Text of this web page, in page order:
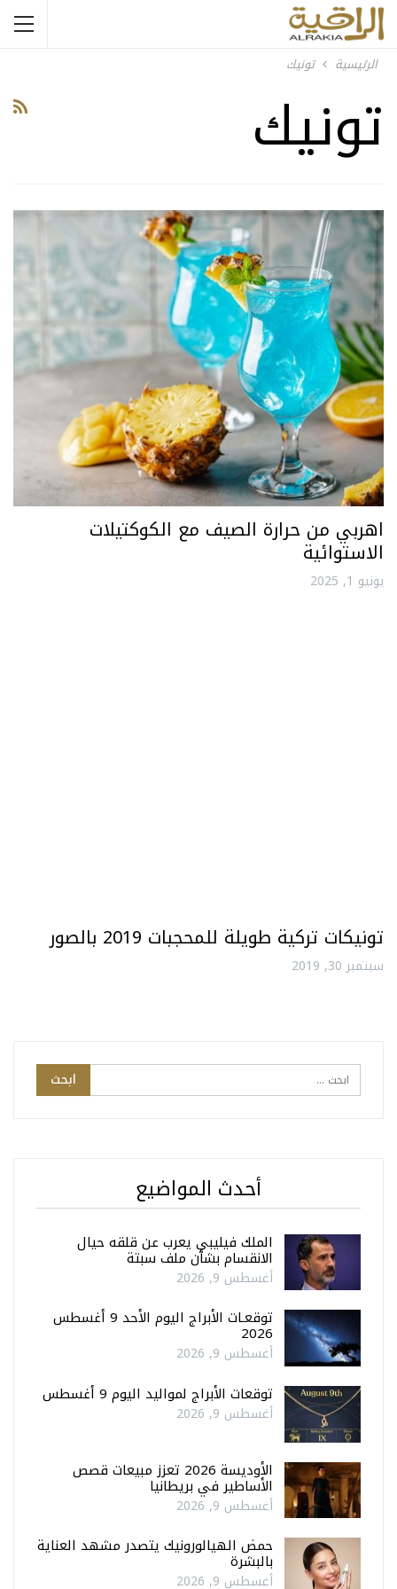
الرئيسية تونيك
تونيك
اهربي من حرارة الصيف مع الكوكتيلات
الاستوائية
يونيو 1, 2025
تونيكات تركية طويلة للمحجبات 2019 بالصور
سبتمبر 30, 2019
أحدث المواضيع
الملك فيليبي يعرب عن قلقه حيال
الانقسام بشأن ملف سبتة
أغسطس 9, 2026
توقعـات الأبراج اليوم الأحد 9 أغسطس
2026
أغسطس 9, 2026
توقعات الأبراج لمواليد اليوم 9 أغسطس
أغسطس 9, 2026
الأوديسة 2026 تعزز مبيعات قصص
الأساطير في بريطانيا
أغسطس 9, 2026
حمض الهيالورونيك يتصدر مشهد العناية
بالبشرة
أغسطس 9, 2026